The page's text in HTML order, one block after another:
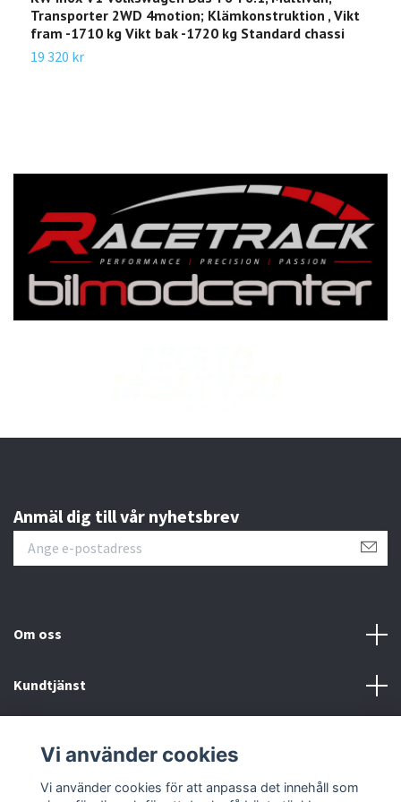
Transporter 2WD 4motion; Klämkonstruktion , Vikt
fram -1710 kg Vikt bak -1720 kg Standard chassi
19 320 kr
Anmäl dig till vår nyhetsbrev
Om oss
Kundtjänst
Sociala medier
Vi använder cookies
Vi använder cookies för att anpassa det innehåll som